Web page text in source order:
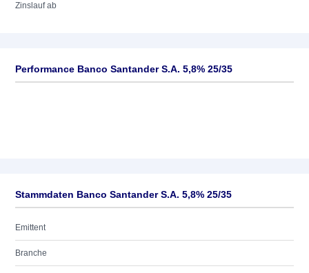
Zinslauf ab
Performance Banco Santander S.A. 5,8% 25/35
Stammdaten Banco Santander S.A. 5,8% 25/35
Emittent
Branche